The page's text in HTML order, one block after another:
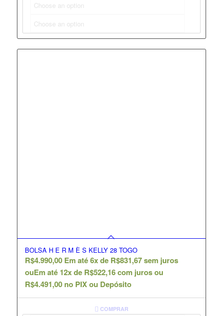
BOLSA H E R M È S KELLY 28 TOGO
R$4.990,00 Em até 6x de R$831,67sem juros
ouEm até 12x de R$522,16com juros ou
R$4.491,00 no PIX ou Depósito
COMPRAR